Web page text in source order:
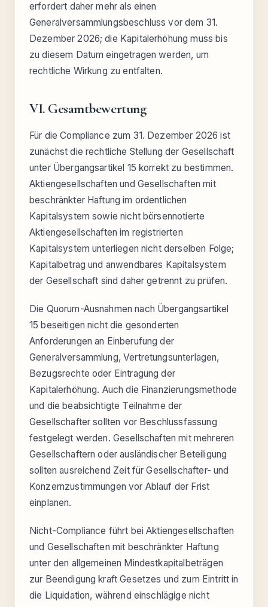
erfordert daher mehr als einen
Generalversammlungsbeschluss vor dem 31.
Dezember 2026; die Kapitalerhöhung muss bis
zu diesem Datum eingetragen werden, um
rechtliche Wirkung zu entfalten.
VI. Gesamtbewertung
Für die Compliance zum 31. Dezember 2026 ist
zunächst die rechtliche Stellung der Gesellschaft
unter Übergangsartikel 15 korrekt zu bestimmen.
Aktiengesellschaften und Gesellschaften mit
beschränkter Haftung im ordentlichen
Kapitalsystem sowie nicht börsennotierte
Aktiengesellschaften im registrierten
Kapitalsystem unterliegen nicht derselben Folge;
Kapitalbetrag und anwendbares Kapitalsystem
der Gesellschaft sind daher getrennt zu prüfen.
Die Quorum-Ausnahmen nach Übergangsartikel
15 beseitigen nicht die gesonderten
Anforderungen an Einberufung der
Generalversammlung, Vertretungsunterlagen,
Bezugsrechte oder Eintragung der
Kapitalerhöhung. Auch die Finanzierungsmethode
und die beabsichtigte Teilnahme der
Gesellschafter sollten vor Beschlussfassung
festgelegt werden. Gesellschaften mit mehreren
Gesellschaftern oder ausländischer Beteiligung
sollten ausreichend Zeit für Gesellschafter- und
Konzernzustimmungen vor Ablauf der Frist
einplanen.
Nicht-Compliance führt bei Aktiengesellschaften
und Gesellschaften mit beschränkter Haftung
unter den allgemeinen Mindestkapitalbeträgen
zur Beendigung kraft Gesetzes und zum Eintritt in
die Liquidation, während einschlägige nicht